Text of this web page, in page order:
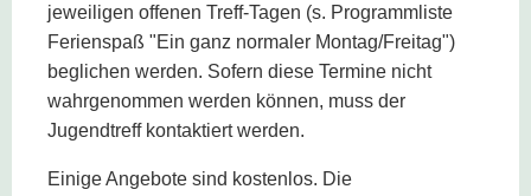
jeweiligen offenen Treff-Tagen (s. Programmliste
Ferienspaß "Ein ganz normaler Montag/Freitag")
beglichen werden. Sofern diese Termine nicht
wahrgenommen werden können, muss der
Jugendtreff kontaktiert werden.
Einige Angebote sind kostenlos. Die